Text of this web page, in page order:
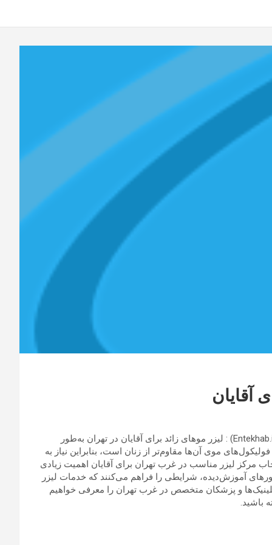
آقایان
به گزارش مجله خبری آلما به نقل از پایگاه خبری تحلیلی انتخاب (Entekhab.ir) : لیزر موهای زائد برای آقایان در تهران به‌طور
موی آن‌ها مقاوم‌تر از زنان است، بنابراین نیاز به
مرکز لیزر مناسب در غرب تهران برای آقایان اهمیت زیادی
آموزش‌دیده، شرایطی را فراهم می‌کنند که خدمات لیزر
و پزشکان متخصص در غرب تهران را معرفی خواهیم
باشید.